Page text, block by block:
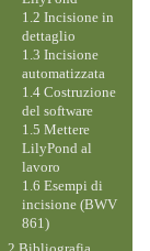
1.2 Incisione in
dettaglio
1.3 Incisione
automatizzata
1.4 Costruzione
del software
1.5 Mettere
LilyPond al
lavoro
1.6 Esempi di
incisione (BWV
861)